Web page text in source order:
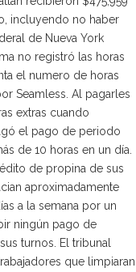
incluyendo no haber
de Nueva York
no registró las horas
el numero de horas
Seamless. Al pagarles
extras cuando
el pago de periodo
de 10 horas en un día.
de propina de sus
aproximadamente
a la semana por un
ningún pago de
turnos. El tribunal
que limpiaran